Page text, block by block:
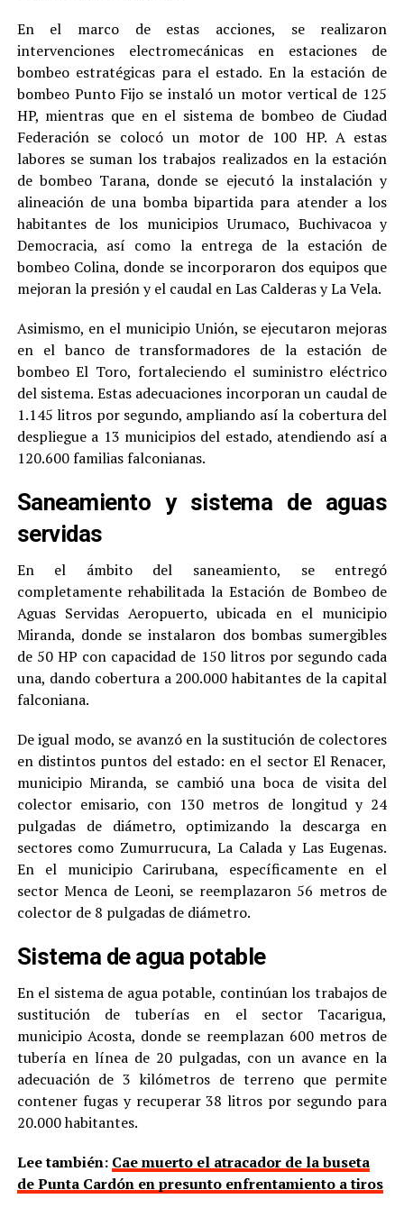
En el marco de estas acciones, se realizaron
intervenciones electromecánicas en estaciones de
bombeo estratégicas para el estado. En la estación de
bombeo Punto Fijo se instaló un motor vertical de 125
HP, mientras que en el sistema de bombeo de Ciudad
Federación se colocó un motor de 100 HP. A estas
labores se suman los trabajos realizados en la estación
de bombeo Tarana, donde se ejecutó la instalación y
alineación de una bomba bipartida para atender a los
habitantes de los municipios Urumaco, Buchivacoa y
Democracia, así como la entrega de la estación de
bombeo Colina, donde se incorporaron dos equipos que
mejoran la presión y el caudal en Las Calderas y La Vela.
Asimismo, en el municipio Unión, se ejecutaron mejoras
en el banco de transformadores de la estación de
bombeo El Toro, fortaleciendo el suministro eléctrico
del sistema. Estas adecuaciones incorporan un caudal de
1.145 litros por segundo, ampliando así la cobertura del
despliegue a 13 municipios del estado, atendiendo así a
120.600 familias falconianas.
Saneamiento y sistema de aguas
servidas
En el ámbito del saneamiento, se entregó
completamente rehabilitada la Estación de Bombeo de
Aguas Servidas Aeropuerto, ubicada en el municipio
Miranda, donde se instalaron dos bombas sumergibles
de 50 HP con capacidad de 150 litros por segundo cada
una, dando cobertura a 200.000 habitantes de la capital
falconiana.
De igual modo, se avanzó en la sustitución de colectores
en distintos puntos del estado: en el sector El Renacer,
municipio Miranda, se cambió una boca de visita del
colector emisario, con 130 metros de longitud y 24
pulgadas de diámetro, optimizando la descarga en
sectores como Zumurrucura, La Calada y Las Eugenas.
En el municipio Carirubana, específicamente en el
sector Menca de Leoni, se reemplazaron 56 metros de
colector de 8 pulgadas de diámetro.
Sistema de agua potable
En el sistema de agua potable, continúan los trabajos de
sustitución de tuberías en el sector Tacarigua,
municipio Acosta, donde se reemplazan 600 metros de
tubería en línea de 20 pulgadas, con un avance en la
adecuación de 3 kilómetros de terreno que permite
contener fugas y recuperar 38 litros por segundo para
20.000 habitantes.
Lee también: Cae muerto el atracador de la buseta
de Punta Cardón en presunto enfrentamiento a tiros